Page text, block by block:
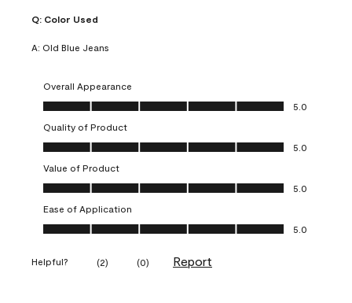
Q: Color Used
A: Old Blue Jeans
Overall Appearance
Overall Appearance, 5.0 out of 5
5.0
Quality of Product
Quality of Product, 5.0 out of 5
5.0
Value of Product
Value of Product, 5.0 out of 5
5.0
Ease of Application
Ease of Application, 5.0 out of 5
5.0
Helpful? (2) (0) Report